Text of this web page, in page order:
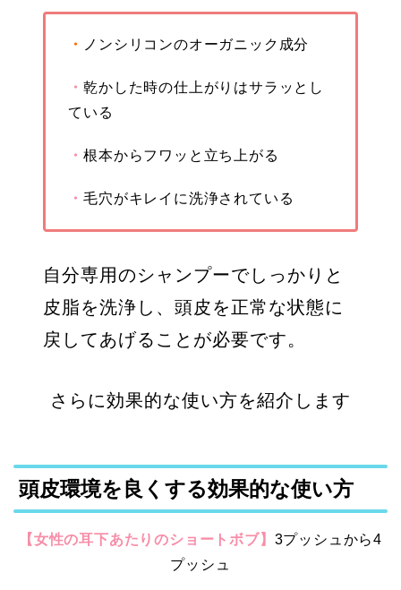
・ ノンシリコンのオーガニック成分
・乾かした時の仕上がりはサラッとし
ている
・根本からフワッと立ち上がる
・毛穴がキレイに洗浄されている
自分専用のシャンプーでしっかりと
皮脂を洗浄し、頭皮を正常な状態に
戻してあげることが必要です。
さらに効果的な使い方を紹介します
頭皮環境を良くする効果的な使い方
【女性の耳下あたりのショートボブ】 3プッシュから4
プッシュ